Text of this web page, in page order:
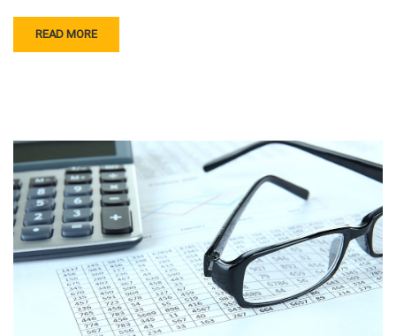
READ MORE